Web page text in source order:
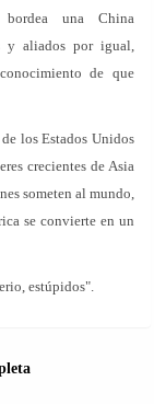
una China
y aliados por igual,
de que
los Estados Unidos
crecientes de Asia
someten al mundo,
se convierte en un
estúpidos".